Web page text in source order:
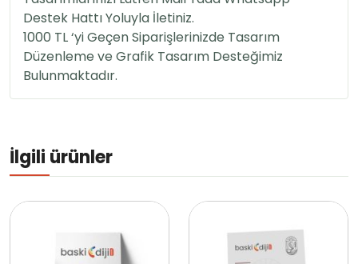
Destek Hattı Yoluyla İletiniz.
1000 TL ‘yi Geçen Siparişlerinizde Tasarım
Düzenleme ve Grafik Tasarım Desteğimiz
Bulunmaktadır.
İlgili ürünler